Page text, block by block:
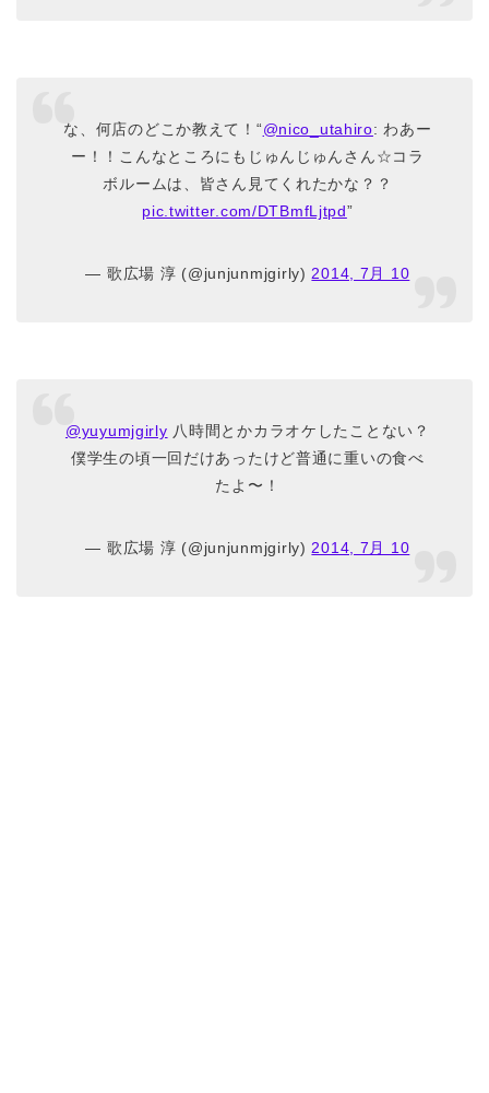
な、何店のどこか教えて！“@nico_utahiro: わあー
ー！！こんなところにもじゅんじゅんさん☆コラ
ボルームは、皆さん見てくれたかな？？
pic.twitter.com/DTBmfLjtpd”
— 歌広場 淳 (@junjunmjgirly) 2014, 7月 10
@yuyumjgirly 八時間とかカラオケしたことない？
僕学生の頃一回だけあったけど普通に重いの食べ
たよ〜！
— 歌広場 淳 (@junjunmjgirly) 2014, 7月 10